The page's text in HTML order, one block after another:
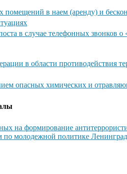
в наем (аренду) и
в случае телефонных звонков
в области противодействия
опасных химических и
на формирование
молодежной политике